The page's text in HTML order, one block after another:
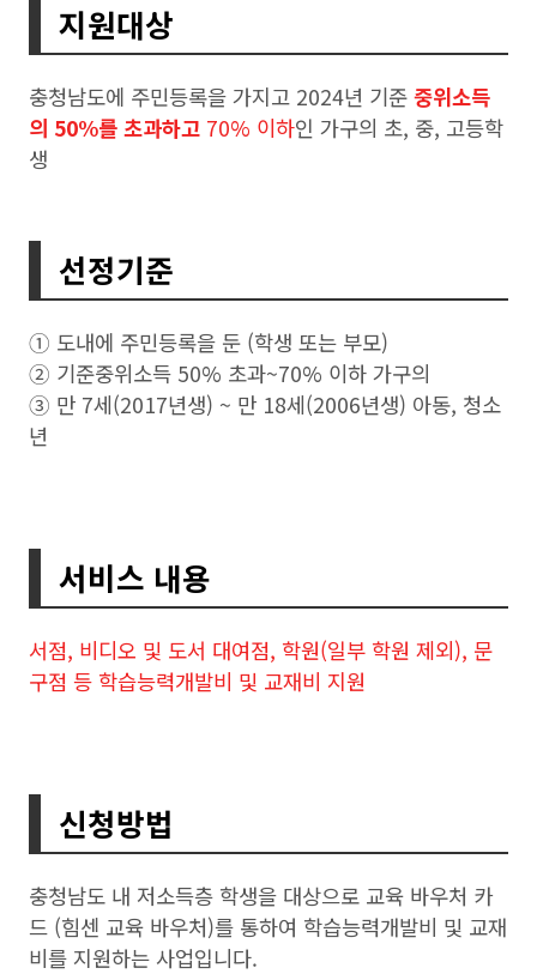
지원대상
충청남도에 주민등록을 가지고 2024년 기준 중위소득
의 50%를 초과하고 70% 이하인 가구의 초, 중, 고등학
생
선정기준
➀ 도내에 주민등록을 둔 (학생 또는 부모)
➁ 기준중위소득 50% 초과~70% 이하 가구의
➂ 만 7세(2017년생) ~ 만 18세(2006년생) 아동, 청소
년
서비스 내용
서점, 비디오 및 도서 대여점, 학원(일부 학원 제외), 문
구점 등 학습능력개발비 및 교재비 지원
신청방법
충청남도 내 저소득층 학생을 대상으로 교육 바우처 카
드 (힘센 교육 바우처)를 통하여 학습능력개발비 및 교재
비를 지원하는 사업입니다.